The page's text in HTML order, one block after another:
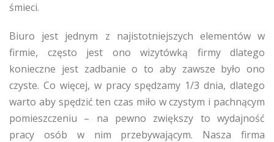
śmieci.
Biuro jest jednym z najistotniejszych elementów w
firmie, często jest ono wizytówką firmy dlatego
konieczne jest zadbanie o to aby zawsze było ono
czyste. Co więcej, w pracy spędzamy 1/3 dnia, dlatego
warto aby spędzić ten czas miło w czystym i pachnącym
pomieszczeniu – na pewno zwiększy to wydajność
pracy osób w nim przebywającym. Nasza firma